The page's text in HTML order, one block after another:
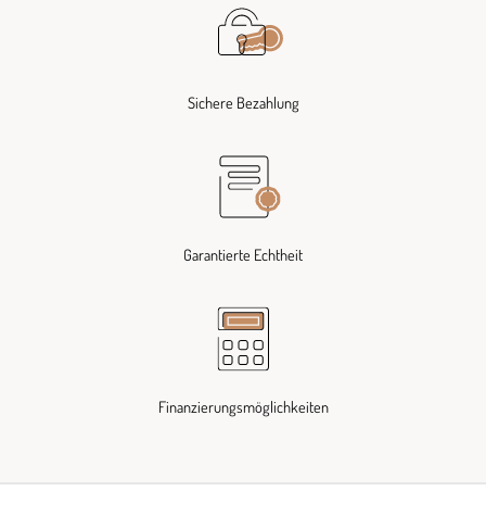
Sichere Bezahlung
Garantierte Echtheit
Finanzierungsmöglichkeiten